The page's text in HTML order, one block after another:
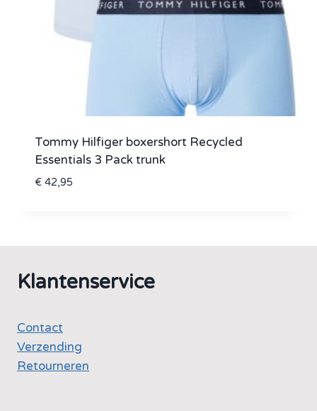
Tommy Hilfiger boxershort Recycled
Essentials 3 Pack trunk
€42,95
Klantenservice
Contact
Verzending
Retourneren